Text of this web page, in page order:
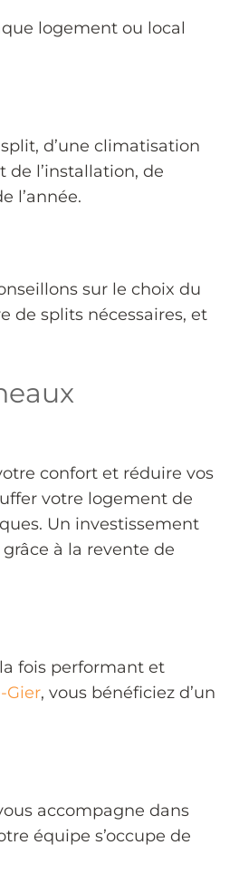
logement ou local
d’une climatisation
de l’installation, de
l’année.
sur le choix du
de splits nécessaires, et
confort et réduire vos
votre logement de
Un investissement
à la revente de
fois performant et
Gier, vous bénéficiez d’un
accompagne dans
équipe s’occupe de